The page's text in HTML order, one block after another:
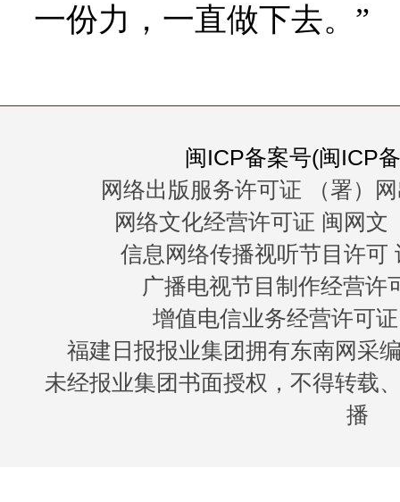
一份力，一直做下去。”
闽ICP备案号(闽ICP
网络出版服务许可证 （署）
网络文化经营许可证 闽网文
信息网络传播视听节目许可
广播电视节目制作经营许
增值电信业务经营许可
福建日报报业集团拥有东南网采
未经报业集团书面授权，不得转载
播